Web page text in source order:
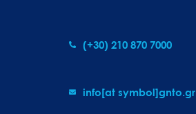
(+30) 210 870 7000
info[at symbol]gnto.gr